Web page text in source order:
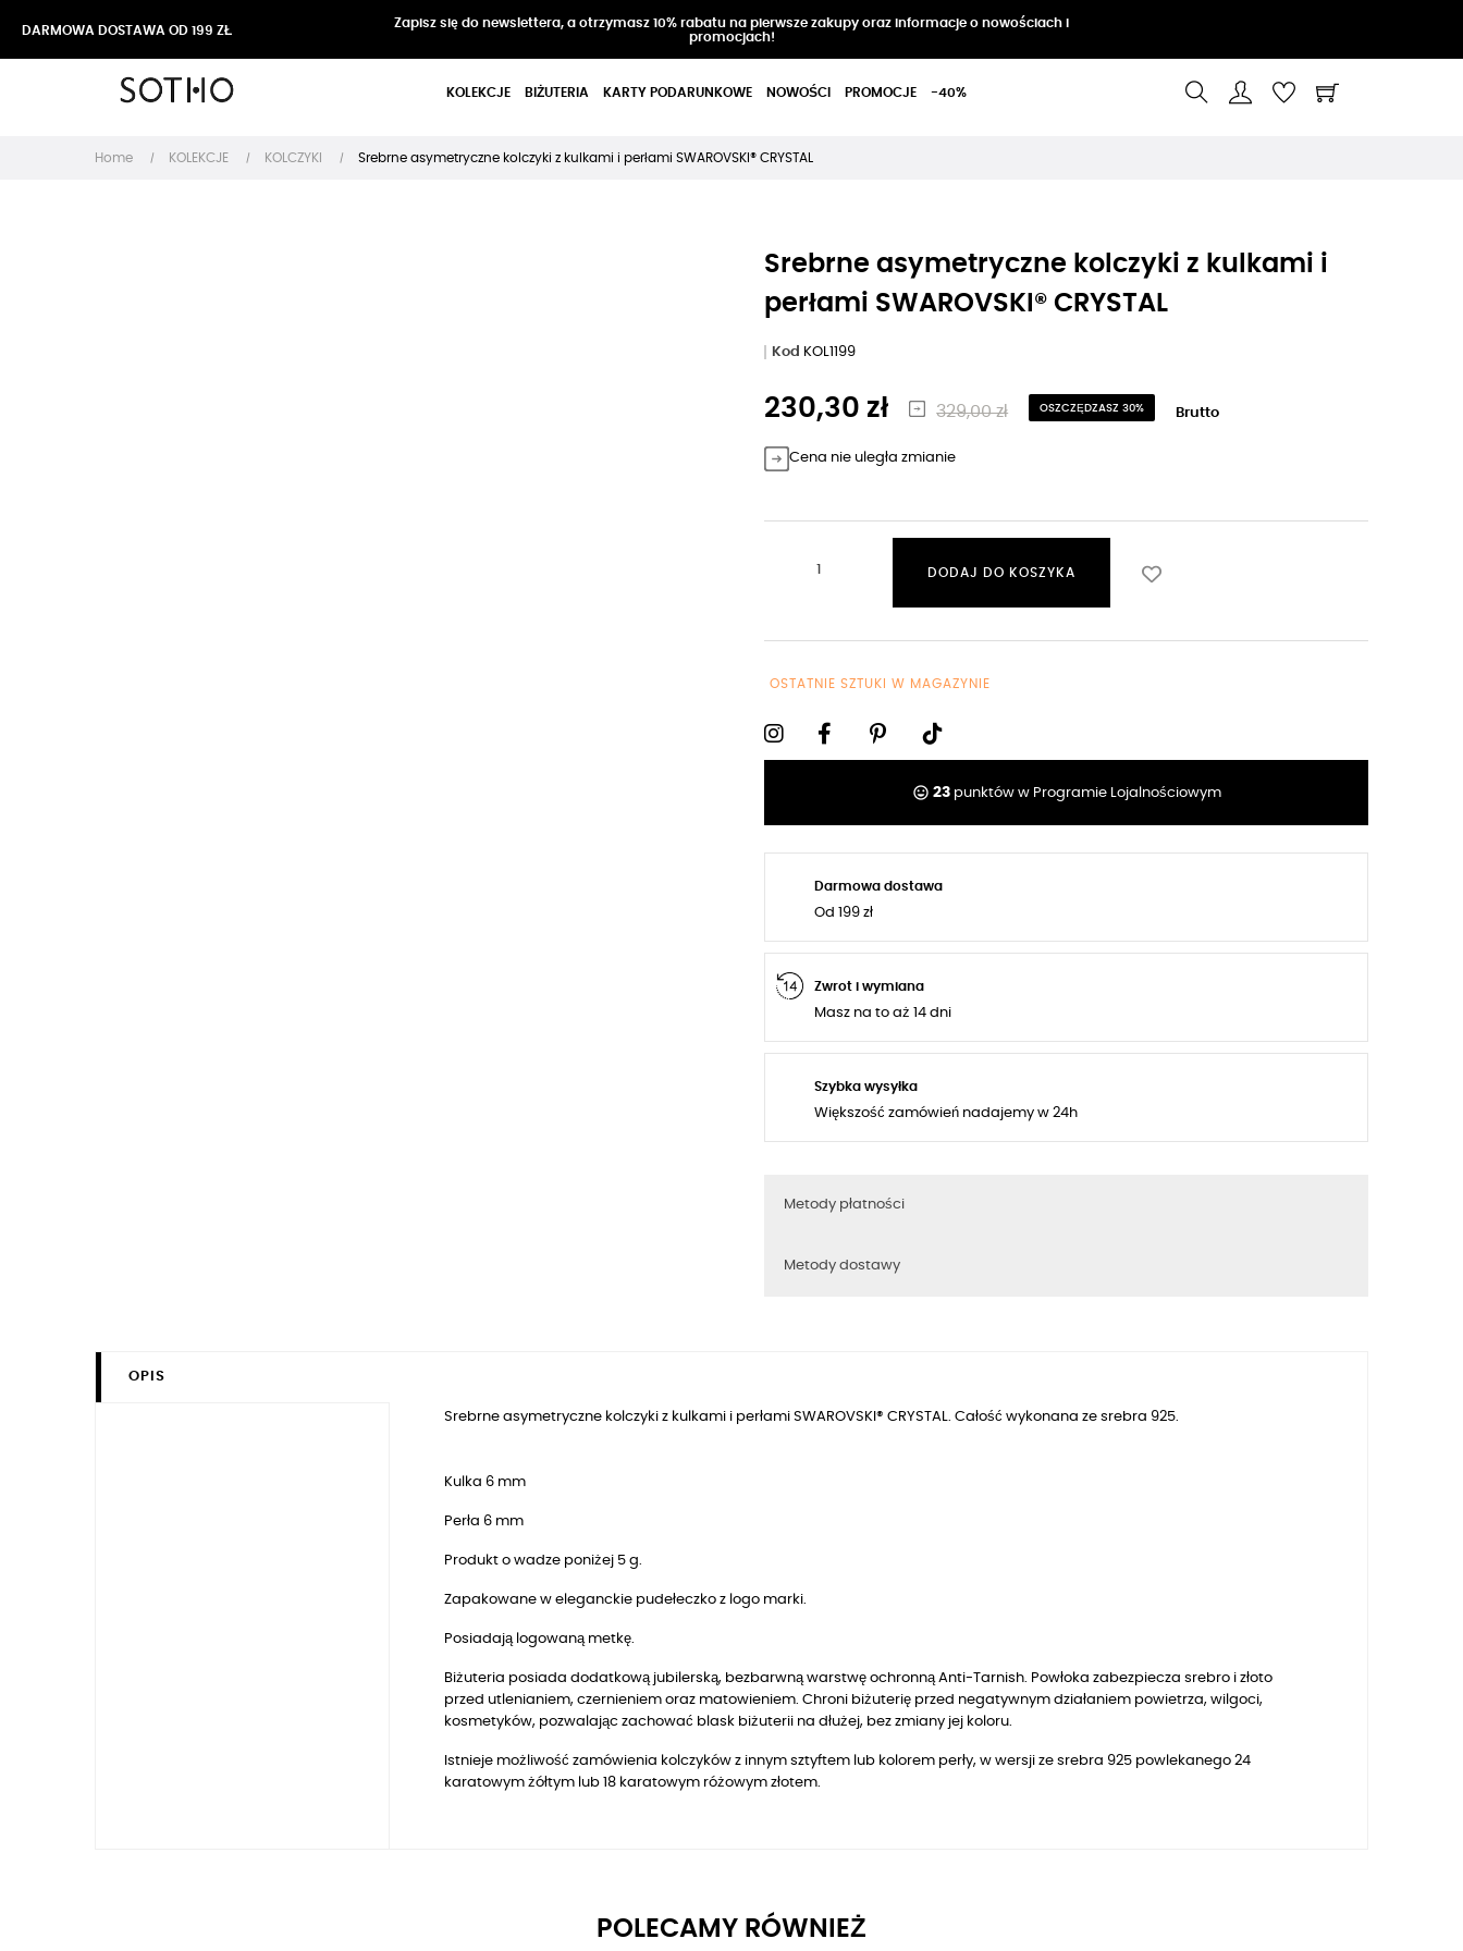
DARMOWA DOSTAWA OD 199 ZŁ
Zapisz się do newslettera, a otrzymasz 10% rabatu na pierwsze zakupy oraz informacje o nowościach i
promocjach!
KOLEKCJE BIŻUTERIA KARTY PODARUNKOWE NOWOŚCI PROMOCJE -40%
Home KOLEKCJE KOLCZYKI Srebrne asymetryczne kolczyki z kulkami i perłami SWAROVSKI® CRYSTAL
Srebrne asymetryczne kolczyki z kulkami i
perłami SWAROVSKI® CRYSTAL
Kod KOL1199
230,30 zł 329,00 zł OSZCZĘDZASZ 30% Brutto
Cena nie uległa zmianie
DODAJ DO KOSZYKA
OSTATNIE SZTUKI W MAGAZYNIE
tag_faces 23punktów w Programie Lojalnościowym
Darmowa dostawa
Od 199 zł
Zwrot i wymiana
Masz na to aż 14 dni
Szybka wysyłka
Większość zamówień nadajemy w 24h
Metody płatności
Metody dostawy
OPIS
Srebrne asymetryczne kolczyki z kulkami i perłami SWAROVSKI® CRYSTAL. Całość wykonana ze srebra 925.
Kulka 6 mm
Perła 6 mm
Produkt o wadze poniżej 5 g.
Zapakowane w eleganckie pudełeczko z logo marki.
Posiadają logowaną metkę.
Biżuteria posiada dodatkową jubilerską, bezbarwną warstwę ochronną Anti-Tarnish. Powłoka zabezpiecza srebro i złoto
przed utlenianiem, czernieniem oraz matowieniem. Chroni biżuterię przed negatywnym działaniem powietrza, wilgoci,
kosmetyków, pozwalając zachować blask biżuterii na dłużej, bez zmiany jej koloru.
Istnieje możliwość zamówienia kolczyków z innym sztyftem lub kolorem perły, w wersji ze srebra 925 powlekanego 24
karatowym żółtym lub 18 karatowym różowym złotem.
POLECAMY RÓWNIEŻ